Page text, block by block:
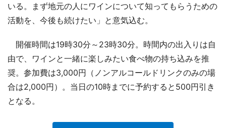
いる。まず地元の人にワインについて知ってもらうための
活動を、今後も続けたい」と意気込む。
開催時間は19時30分～23時30分。時間内の出入りは自
由で、ワインと一緒に楽しみたい食べ物の持ち込みを推
奨。参加費は3,000円（ノンアルコールドリンクのみの場
合は2,000円）。当日の10時までに予約すると500円引き
となる。